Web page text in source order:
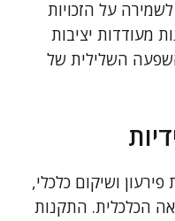
על הזכויות
מעודדות יציבות
השלילית של
ושיקום כלכלי,
הכלכלית. התקנות